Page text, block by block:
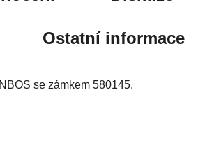
Ostatní informace
se zámkem 580145.